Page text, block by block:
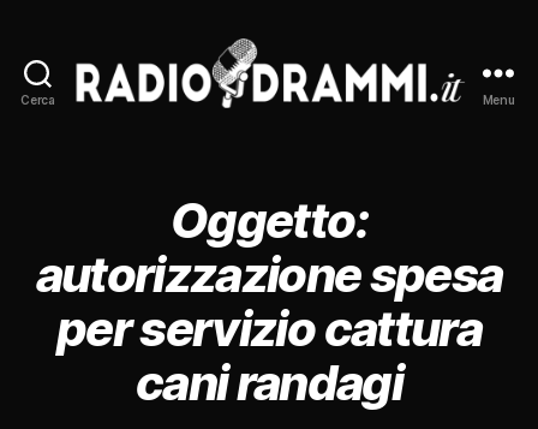
Cerca Menu
Oggetto:
autorizzazione spesa
per servizio cattura
cani randagi